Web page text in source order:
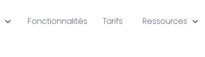
Fonctionnalités Tarifs Ressources